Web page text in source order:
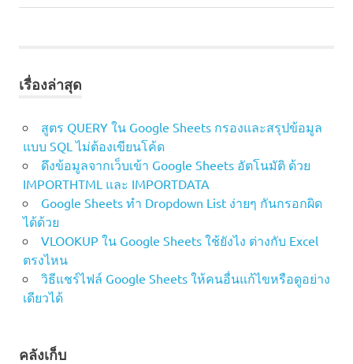
excel
ปัจจุบัน
excel
เวลา
ปัจจุบัน
สูตร
ให้
แสดง
วัน
เรื่องล่าสุด
สูตร QUERY ใน Google Sheets กรองและสรุปข้อมูล
แบบ SQL ไม่ต้องเขียนโค้ด
ดึงข้อมูลจากเว็บเข้า Google Sheets อัตโนมัติ ด้วย
IMPORTHTML และ IMPORTDATA
Google Sheets ทำ Dropdown List ง่ายๆ กันกรอกผิด
ได้ด้วย
VLOOKUP ใน Google Sheets ใช้ยังไง ต่างกับ Excel
ตรงไหน
วิธีแชร์ไฟล์ Google Sheets ให้คนอื่นแก้ไขหรือดูอย่าง
เดียวได้
คลังเก็บ